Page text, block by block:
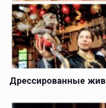
Дрессированные